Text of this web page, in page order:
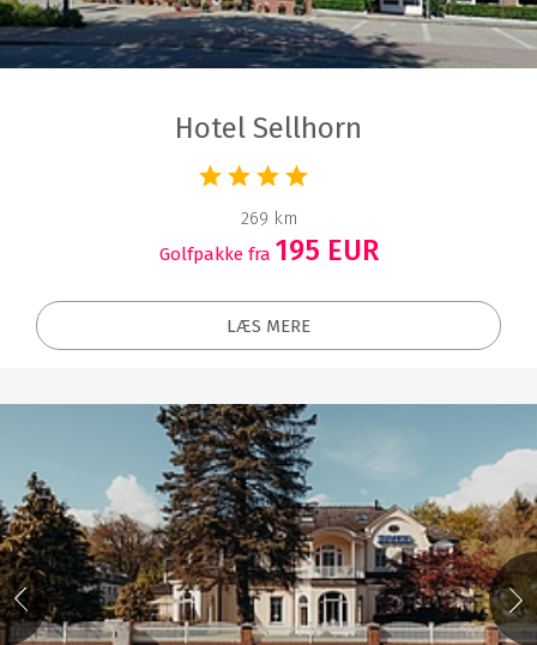
Hotel Sellhorn
269 km
Golfpakke fra 195 EUR
LÆS MERE